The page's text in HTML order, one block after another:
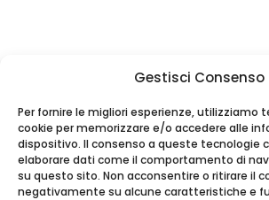
Gestisci Consenso
Per fornire le migliori esperienze, utilizziamo
cookie per memorizzare e/o accedere alle
dispositivo. Il consenso a queste tecnologie
elaborare dati come il comportamento di
su questo sito. Non acconsentire o ritirare il
negativamente su alcune caratteristiche e